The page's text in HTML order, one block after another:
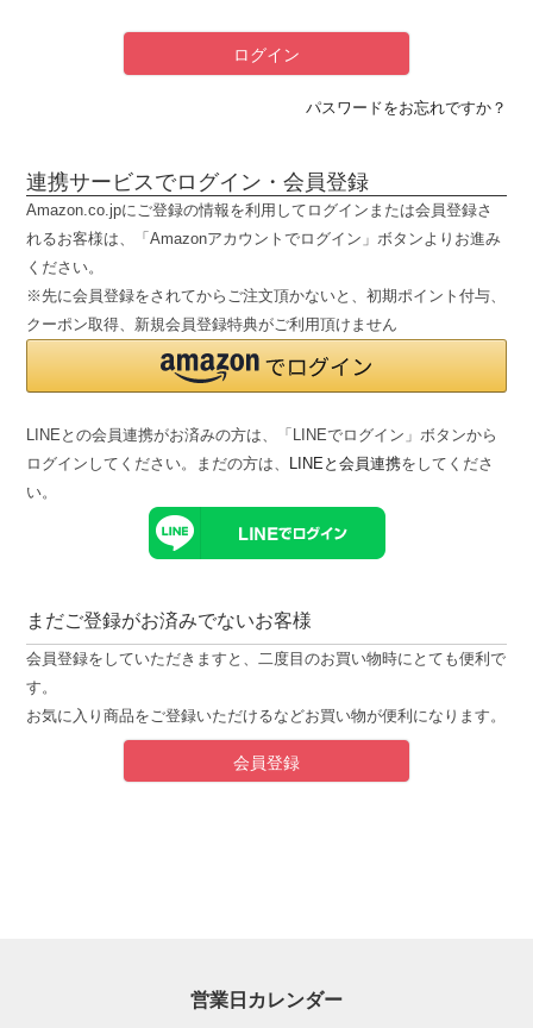
)
ログイン
パスワードをお忘れですか？
連携サービスでログイン・会員登録
Amazon.co.jpにご登録の情報を利用してログインまたは会員登録さ
れるお客様は、「Amazonアカウントでログイン」ボタンよりお進み
ください。
※先に会員登録をされてからご注文頂かないと、初期ポイント付与、
クーポン取得、新規会員登録特典がご利用頂けません
LINEとの会員連携がお済みの方は、「LINEでログイン」ボタンから
ログインしてください。まだの方は、 LINEと会員連携をしてくださ
い。
まだご登録がお済みでないお客様
会員登録をしていただきますと、二度目のお買い物時にとても便利で
す。
お気に入り商品をご登録いただけるなどお買い物が便利になります。
会員登録
営業日カレンダー